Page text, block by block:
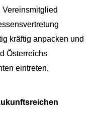
kräftig anpacken und
Österreichs
eintreten.